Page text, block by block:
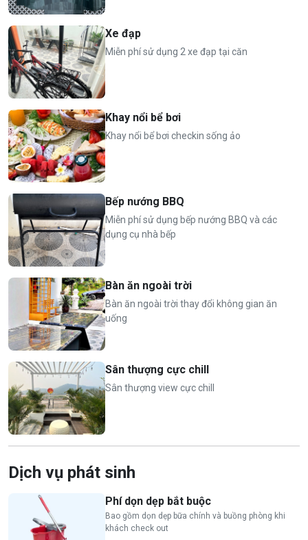
Xe đạp
Miễn phí sử dụng 2 xe đạp tại căn
Khay nổi bể bơi
Khay nổi bể bơi checkin sống ảo
Bếp nướng BBQ
Miễn phí sử dụng bếp nướng BBQ và các
dụng cụ nhà bếp
Bàn ăn ngoài trời
Bàn ăn ngoài trời thay đổi không gian ăn
uống
Sân thượng cực chill
Sân thượng view cực chill
Dịch vụ phát sinh
Phí dọn dẹp bắt buộc
Bao gồm dọn dẹp bữa chính và buồng phòng khi
khách check out